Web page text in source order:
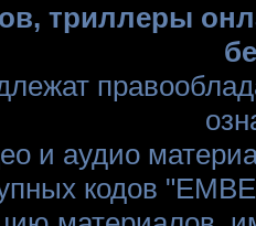
триллеры
и аудио
кодов